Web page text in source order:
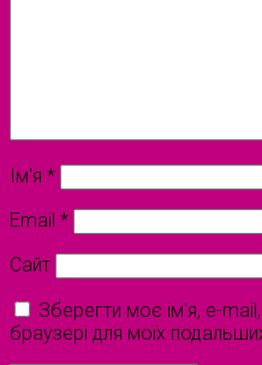
Ім'я *
Email *
Сайт
Зберегти моє ім'я, e-
браузері для моїх